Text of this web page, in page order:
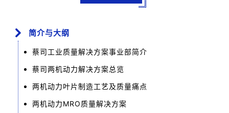
简介与大纲
蔡司工业质量解决方案事业部简介
蔡司两机动力解决方案总览
两机动力叶片制造工艺及质量痛点
两机动力MRO质量解决方案